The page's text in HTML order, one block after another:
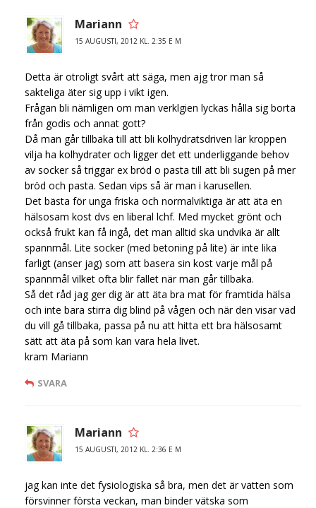
Mariann
15 AUGUSTI, 2012 KL. 2:35 E M
Detta är otroligt svårt att säga, men ajg tror man så
sakteliga äter sig upp i vikt igen.
Frågan bli nämligen om man verklgien lyckas hålla sig borta
från godis och annat gott?
Då man går tillbaka till att bli kolhydratsdriven lär kroppen
vilja ha kolhydrater och ligger det ett underliggande behov
av socker så triggar ex bröd o pasta till att bli sugen på mer
bröd och pasta. Sedan vips så är man i karusellen.
Det bästa för unga friska och normalviktiga är att äta en
hälsosam kost dvs en liberal lchf. Med mycket grönt och
också frukt kan få ingå, det man alltid ska undvika är allt
spannmål. Lite socker (med betoning på lite) är inte lika
farligt (anser jag) som att basera sin kost varje mål på
spannmål vilket ofta blir fallet när man går tillbaka.
Så det råd jag ger dig är att äta bra mat för framtida hälsa
och inte bara stirra dig blind på vågen och när den visar vad
du vill gå tillbaka, passa på nu att hitta ett bra hälsosamt
sätt att äta på som kan vara hela livet.
kram Mariann
SVARA
Mariann
15 AUGUSTI, 2012 KL. 2:36 E M
jag kan inte det fysiologiska så bra, men det är vatten som
försvinner första veckan, man binder vätska som